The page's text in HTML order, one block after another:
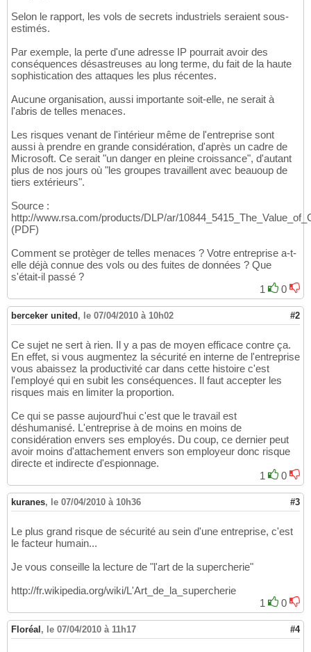
Selon le rapport, les vols de secrets industriels seraient sous-
estimés.
Par exemple, la perte d'une adresse IP pourrait avoir des
conséquences désastreuses au long terme, du fait de la haute
sophistication des attaques les plus récentes.
Aucune organisation, aussi importante soit-elle, ne serait à
l'abris de telles menaces.
Les risques venant de l'intérieur même de l'entreprise sont
aussi à prendre en grande considération, d'après un cadre de
Microsoft. Ce serait "un danger en pleine croissance", d'autant
plus de nos jours où "les groupes travaillent avec beauoup de
tiers extérieurs".
Source :
http://www.rsa.com/products/DLP/ar/
(PDF)
Comment se protèger de telles menaces ? Votre entreprise a-t-
elle déjà connue des vols ou des fuites de données ? Que
s'était-il passé ?
1
0
berceker united , le 07/04/2010 à 10h02 #2
Ce sujet ne sert à rien. Il y a pas de moyen efficace contre ça.
En effet, si vous augmentez la sécurité en interne de l'entreprise
vous abaissez la productivité car dans cette histoire c'est
l'employé qui en subit les conséquences. Il faut accepter les
risques mais en limiter la proportion.
Ce qui se passe aujourd'hui c'est que le travail est
déshumanisé. L'entreprise à de moins en moins de
considération envers ses employés. Du coup, ce dernier peut
avoir moins d'attachement envers son employeur donc risque
directe et indirecte d'espionnage.
1
0
kuranes, le 07/04/2010 à 10h36 #3
Le plus grand risque de sécurité au sein d'une entreprise, c'est
le facteur humain...
Je vous conseille la lecture de "l'art de la supercherie"
http://fr.wikipedia.org/wiki/L'Art_de_la_supercherie
1
0
Floréal , le 07/04/2010 à 11h17 #4